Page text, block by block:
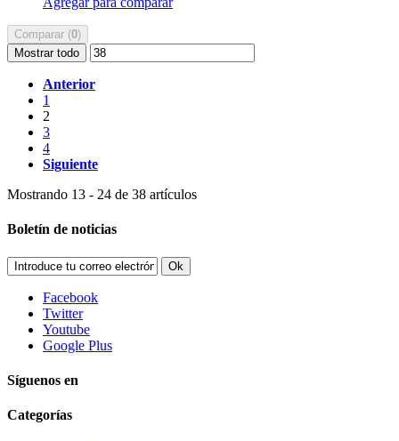
Comparar (0)
Mostrar todo
Anterior
1
2
3
4
Siguiente
Mostrando 13 - 24 de 38 artículos
Boletín de noticias
Ok
Facebook
Twitter
Youtube
Google Plus
Síguenos en
Categorías